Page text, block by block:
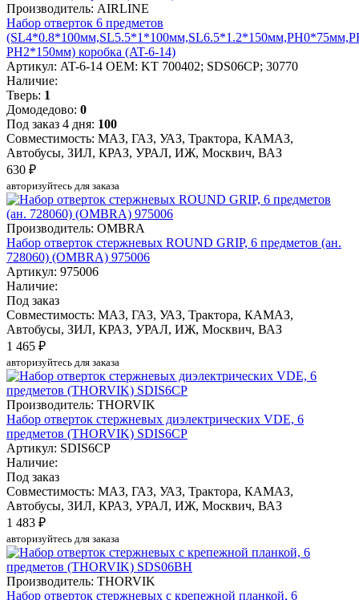
Производитель: AIRLINE
Набор отверток 6 предметов
PH2*150мм) коробка (AT-6-14)
Артикул: AT-6-14 OEM: KT 700402; SDS06CP; 30770
Наличие:
Тверь: 1
Домодедово: 0
Под заказ 4 дня: 100
Совместимость: МАЗ, ГАЗ, УАЗ, Трактора, КАМАЗ,
Автобусы, ЗИЛ, КРАЗ, УРАЛ, ИЖ, Москвич, ВАЗ
630 ₽
авторизуйтесь для заказа
Производитель: OMBRA
Набор отверток стержневых ROUND GRIP, 6 предметов (ан.
728060) (OMBRA) 975006
Артикул: 975006
Наличие:
Под заказ
Совместимость: МАЗ, ГАЗ, УАЗ, Трактора, КАМАЗ,
Автобусы, ЗИЛ, КРАЗ, УРАЛ, ИЖ, Москвич, ВАЗ
1 465 ₽
авторизуйтесь для заказа
Производитель: THORVIK
Набор отверток стержневых диэлектрических VDE, 6
предметов (THORVIK) SDIS6CP
Артикул: SDIS6CP
Наличие:
Под заказ
Совместимость: МАЗ, ГАЗ, УАЗ, Трактора, КАМАЗ,
Автобусы, ЗИЛ, КРАЗ, УРАЛ, ИЖ, Москвич, ВАЗ
1 483 ₽
авторизуйтесь для заказа
Производитель: THORVIK
Набор отверток стержневых с крепежной планкой, 6